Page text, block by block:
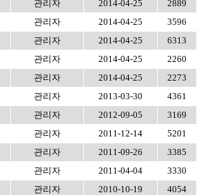
관리자 2014-04-25
2889
관리자 2014-04-25
3596
관리자 2014-04-25
6313
관리자 2014-04-25
2260
관리자 2014-04-25
2273
관리자 2013-03-30
4361
관리자 2012-09-05
3169
관리자 2011-12-14
5201
관리자 2011-09-26
3385
관리자 2011-04-04
3330
관리자 2010-10-19
4054